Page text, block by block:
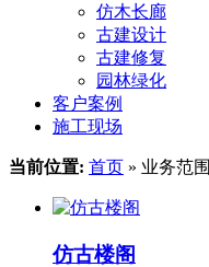
仿木长廊
古建设计
古建修复
园林绿化
客户案例
施工现场
当前位置: 首页 » 业务范围
仿古楼阁